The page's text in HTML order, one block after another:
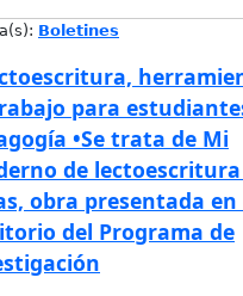
Boletines
para
•Se trata de Mi
de
obra presentada en
del Programa de